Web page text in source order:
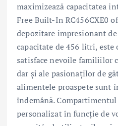
maximizează capacitatea
Free Built-In RC456CXE0
depozitare impresionant de
capacitate de 456 litri, este
satisface nevoile familiilor
dar și ale pasionaților de
alimentele proaspete sunt
îndemână.
personalizat în funcție de